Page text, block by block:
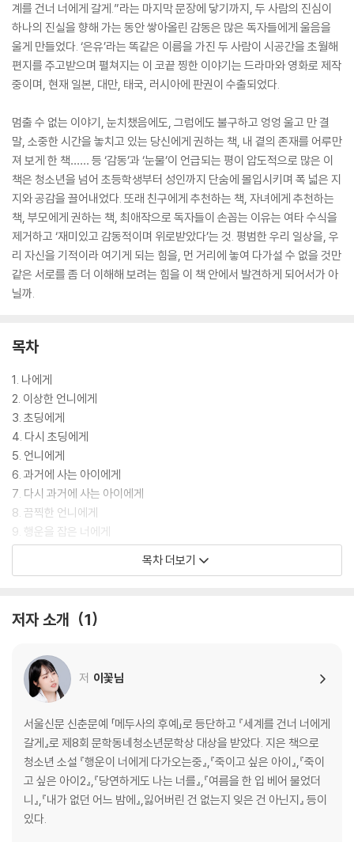
계를 건너 너에게 갈게.”라는 마지막 문장에 닿기까지, 두 사람의 진심이
하나의 진실을 향해 가는 동안 쌓아올린 감동은 많은 독자들에게 울음을
울게 만들었다. ‘은유’라는 똑같은 이름을 가진 두 사람이 시공간을 초월해
편지를 주고받으며 펼쳐지는 이 코끝 찡한 이야기는 드라마와 영화로 제작
중이며, 현재 일본, 대만, 태국, 러시아에 판권이 수출되었다.
멈출 수 없는 이야기, 눈치챘음에도, 그럼에도 불구하고 엉엉 울고 만 결
말, 소중한 시간을 놓치고 있는 당신에게 권하는 책, 내 곁의 존재를 어루만
져 보게 한 책…… 등 ‘감동’과 ‘눈물’이 언급되는 평이 압도적으로 많은 이
책은 청소년을 넘어 초등학생부터 성인까지 단숨에 몰입시키며 폭 넓은 지
지와 공감을 끌어내었다. 또래 친구에게 추천하는 책, 자녀에게 추천하는
책, 부모에게 권하는 책, 최애작으로 독자들이 손꼽는 이유는 여타 수식을
제거하고 ‘재미있고 감동적이며 위로받았다’는 것. 평범한 우리 일상을, 우
리 자신을 기적이라 여기게 되는 힘을, 먼 거리에 놓여 다가설 수 없을 것만
같은 서로를 좀 더 이해해 보려는 힘을 이 책 안에서 발견하게 되어서가 아
닐까.
목차
1. 나에게
2. 이상한 언니에게
3. 초딩에게
4. 다시 초딩에게
5. 언니에게
6. 과거에 사는 아이에게
7. 다시 과거에 사는 아이에게
8. 끔찍한 언니에게
9. 행운을 잡은 너에게
10. 믿기지 않는 곳에 있는 언니에게
11. 엄청난 일을 겪고 있는 너에게
14. 엄청난 일을 해 줄 동생에게
16. 은유에게
17. 과거에게
18. 미래의 은유에게
19. 이름 똑같은 ‘언니’에게
20. 고통과 시련을 준 은유에게
21. 정말정말 미안한 언니에게
22. 굳게 믿는 동생에게
23. 즐거운 하루를 보내고 있을 언니에게
24. 미래의 동생에게
목차 더보기
저자 소개 1
저 이꽃님
서울신문 신춘문예 「메두사의 후예」로 등단하고 『세계를 건너 너에게
갈게』로 제8회 문학동네청소년문학상 대상을 받았다. 지은 책으로
청소년 소설 『행운이 너에게 다가오는중』,『죽이고 싶은 아이』,『죽이
고 싶은 아이2』,『당연하게도 나는 너를』,『여름을 한 입 베어 물었더
니』,『내가 없던 어느 밤에』,잃어버린 건 없는지 잊은 건 아닌지』 등이
있다.